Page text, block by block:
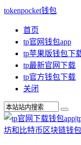
tokenpocket钱包
首页
tp官网钱包app
tp苹果版钱包下
tp最新官网下载
tp官方钱包下载
关闭